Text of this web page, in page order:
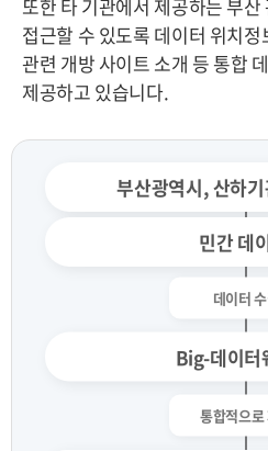
또한 타 기관에서 제공하는 부
접근할 수 있도록 데이터 위치
관련 개방 사이트 소개 등 통합
제공하고 있습니다.
부산광역시, 산하
민간 데
Big-데이터